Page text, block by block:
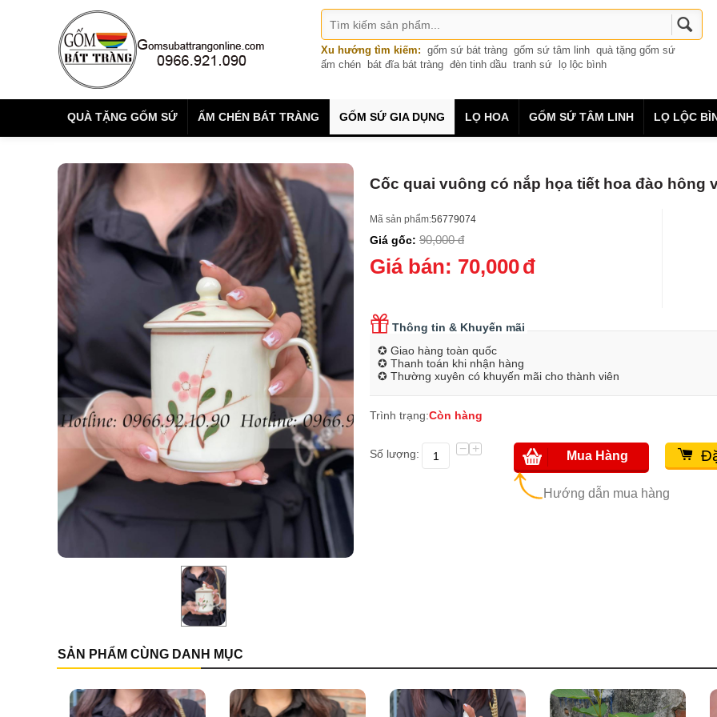
Xu hướng tìm kiếm: gốm sứ bát tràng gốm sứ tâm linh quà tặng gốm sứ
ấm chén
bát đĩa bát tràng đèn tinh dầu tranh sứ lọ lộc bình
QUÀ TẶNG GỐM SỨ ẤM CHÉN BÁT TRÀNG GỐM SỨ GIA DỤNG LỌ HOA GỐM SỨ TÂM LINH LỌ LỘC
Cốc quai vuông có nắp họa tiết hoa đào hông
Mã sản phẩm:56779074
Giá gốc: 90,000 đ
Giá bán: 70,000đ
Thông tin & Khuyến mãi
✪ Giao hàng toàn quốc
✪ Thanh toán khi nhận hàng
✪ Thường xuyên có khuyến mãi cho thành viên
Trình trạng:Còn hàng
Số lượng: +
−
Hướng dẫn mua hàng
Mua Hàng
SẢN PHẨM CÙNG DANH MỤC